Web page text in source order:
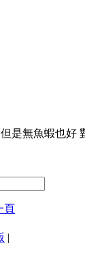
是無魚蝦也好
頁
|